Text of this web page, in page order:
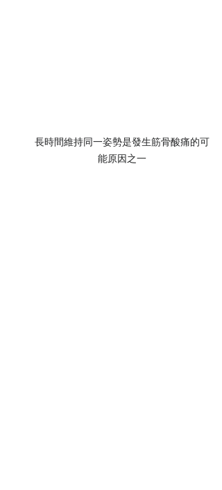
長時間維持同一姿勢是發生筋骨酸痛的可
能原因之一